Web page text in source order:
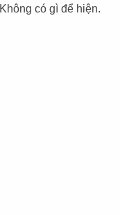
Không có gì để hiện.